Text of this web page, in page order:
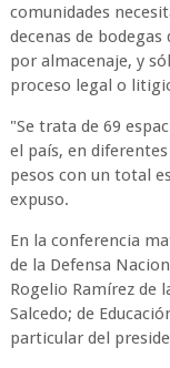
comunidades
decenas de
por almacenaje, y
proceso legal o
"Se trata de 69
el país, en
pesos con un total
expuso.
En la conferencia
de la Defensa
Rogelio Ramírez de
Salcedo; de
particular del